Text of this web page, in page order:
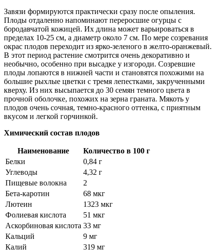
Завязи формируются практически сразу после опыления.
Плоды отдаленно напоминают переросшие огурцы с
бородавчатой кожицей. Их длина может варьироваться в
пределах 10-25 см, а диаметр около 7 см. По мере созревания
окрас плодов переходит из ярко-зеленого в желто-оранжевый.
В этот период растение смотрится очень декоративно и
необычно, особенно при высадке у изгороди. Созревшие
плоды лопаются в нижней части и становятся похожими на
большие рыхлые цветки с тремя лепестками, закрученными
кверху. Из них высыпается до 30 семян темного цвета в
прочной оболочке, похожих на зерна граната. Мякоть у
плодов очень сочная, темно-красного оттенка, с приятным
вкусом и легкой горчинкой.
Химический состав плодов
Наименование
Количество в 100 г
Белки
0,84 г
Углеводы
4,32 г
Пищевые волокна
2
Бета-каротин
68 мкг
Лютеин
1323 мкг
Фолиевая кислота
51 мкг
Аскорбиновая кислота 33 мг
Кальций
9 мг
Калий
319 мг